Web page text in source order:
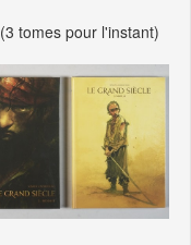
(3 tomes pour l'instant)